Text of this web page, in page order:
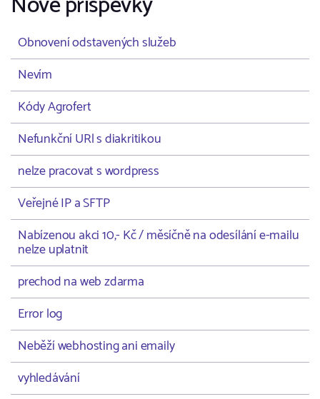
Obnovení odstavených služeb
Nevím
Kódy Agrofert
Nefunkční URl s diakritikou
nelze pracovat s wordpress
Veřejné IP a SFTP
Nabízenou akci 10,- Kč / měsíčně na odesílání e-mailu
nelze uplatnit
prechod na web zdarma
Error log
Neběží webhosting ani emaily
vyhledávání